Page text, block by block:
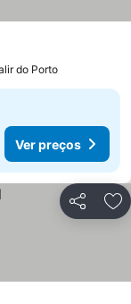
do Porto
Ver preços
Partilhar